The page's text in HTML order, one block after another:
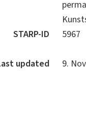
STARP-ID
5967
updated 9.